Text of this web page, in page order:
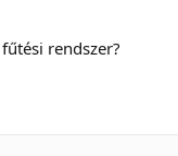
rendszer?